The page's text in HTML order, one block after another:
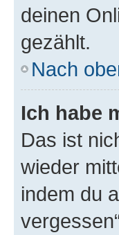
deinen
gezählt.
Nach
Ich habe
Das ist
wieder
indem du